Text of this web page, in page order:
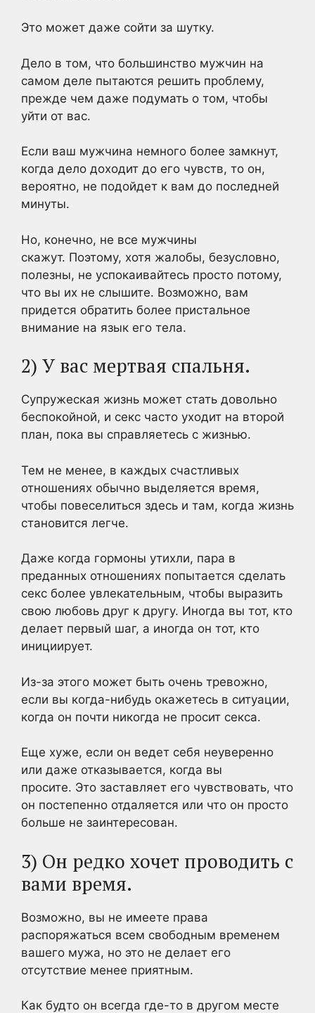
Это может даже сойти за шутку.
Дело в том, что большинство мужчин на
самом деле пытаются решить проблему,
прежде чем даже подумать о том, чтобы
уйти от вас.
Если ваш мужчина немного более замкнут,
когда дело доходит до его чувств, то он,
вероятно, не подойдет к вам до последней
минуты.
Но, конечно, не все мужчины
скажут. Поэтому, хотя жалобы, безусловно,
полезны, не успокаивайтесь просто потому,
что вы их не слышите. Возможно, вам
придется обратить более пристальное
внимание на язык его тела.
2) У вас мертвая спальня.
Супружеская жизнь может стать довольно
беспокойной, и секс часто уходит на второй
план, пока вы справляетесь с жизнью.
Тем не менее, в каждых счастливых
отношениях обычно выделяется время,
чтобы повеселиться здесь и там, когда жизнь
становится легче.
Даже когда гормоны утихли, пара в
преданных отношениях попытается сделать
секс более увлекательным, чтобы выразить
свою любовь друг к другу. Иногда вы тот, кто
делает первый шаг, а иногда он тот, кто
инициирует.
Из-за этого может быть очень тревожно,
если вы когда-нибудь окажетесь в ситуации,
когда он почти никогда не просит секса.
Еще хуже, если он ведет себя неуверенно
или даже отказывается, когда вы
просите. Это заставляет его чувствовать, что
он постепенно отдаляется или что он просто
больше не заинтересован.
3) Он редко хочет проводить с
вами время.
Возможно, вы не имеете права
распоряжаться всем свободным временем
вашего мужа, но это не делает его
отсутствие менее приятным.
Как будто он всегда где-то в другом месте